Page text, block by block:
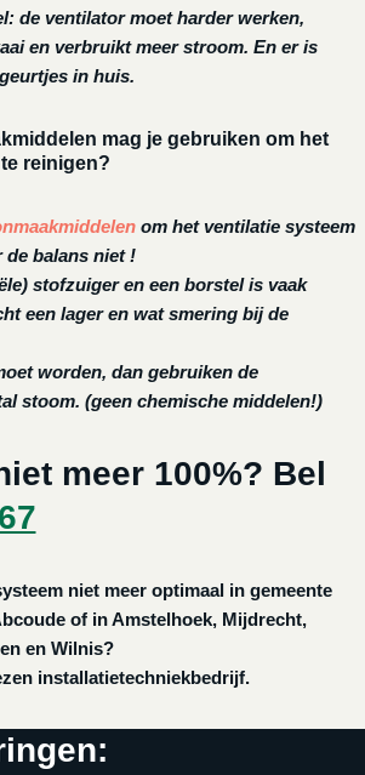
de ventilator moet harder werken,
en verbruikt meer stroom. En er is
in huis.
mag je gebruiken om het
reinigen?
om het ventilatie systeem
balans niet !
stofzuiger en een borstel is vaak
een lager en wat smering bij de
worden, dan gebruiken de
stoom. (geen chemische middelen!)
meer 100%? Bel
niet meer optimaal in gemeente
of in Amstelhoek, Mijdrecht,
en Wilnis?
installatietechniekbedrijf.